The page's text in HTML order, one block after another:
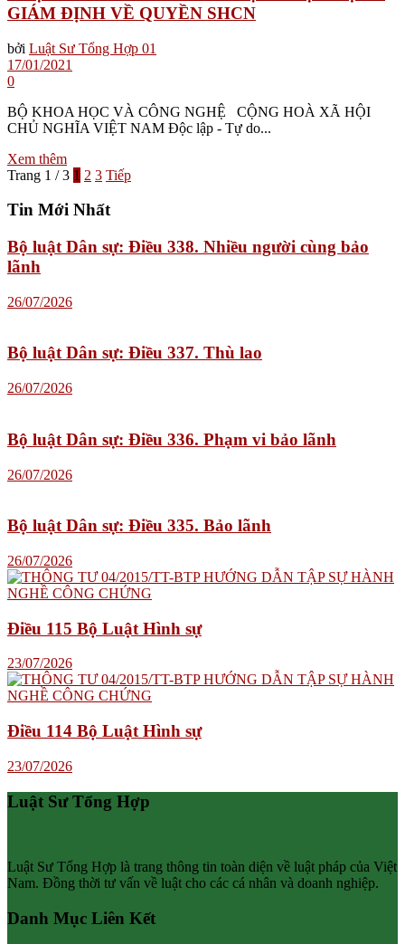
GIÁM ĐỊNH VỀ QUYỀN SHCN
bởi Luật Sư Tổng Hợp 01
17/01/2021
0
BỘ KHOA HỌC VÀ CÔNG NGHỆ CỘNG HOÀ XÃ HỘI
CHỦ NGHĨA VIỆT NAM Độc lập - Tự do...
Xem thêm
Trang 1 / 3 1 2 3 Tiếp
Tin Mới Nhất
Bộ luật Dân sự: Điều 338. Nhiều người cùng bảo
lãnh
26/07/2026
Bộ luật Dân sự: Điều 337. Thù lao
26/07/2026
Bộ luật Dân sự: Điều 336. Phạm vi bảo lãnh
26/07/2026
Bộ luật Dân sự: Điều 335. Bảo lãnh
26/07/2026
Điều 115 Bộ Luật Hình sự
23/07/2026
Điều 114 Bộ Luật Hình sự
23/07/2026
Luật Sư Tổng Hợp
Luật Sư Tổng Hợp là trang thông tin toàn diện về luật pháp của Việt
Nam. Đồng thời tư vấn về luật cho các cá nhân và doanh nghiệp.
Danh Mục Liên Kết